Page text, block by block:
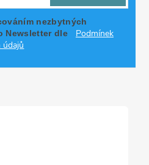
nezbytných
Newsletter dle
Podmínek
údajů